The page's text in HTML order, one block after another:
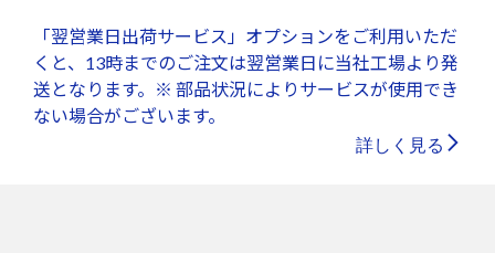
「翌営業日出荷サービス」オプションをご利用いただ
くと、13時までのご注文は翌営業日に当社工場より発
送となります。※ 部品状況によりサービスが使用でき
ない場合がございます。
詳しく見る